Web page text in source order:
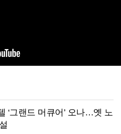
‘그랜드 머큐어’ 오나…옛 노